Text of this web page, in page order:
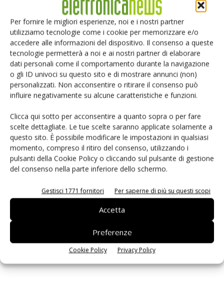
Per fornire le migliori esperienze, noi e i nostri partner
utilizziamo tecnologie come i cookie per memorizzare e/o
accedere alle informazioni del dispositivo. Il consenso a queste
tecnologie permetterà a noi e ai nostri partner di elaborare
dati personali come il comportamento durante la navigazione
o gli ID univoci su questo sito e di mostrare annunci (non)
personalizzati. Non acconsentire o ritirare il consenso può
influire negativamente su alcune caratteristiche e funzioni.
Clicca qui sotto per acconsentire a quanto sopra o per fare
scelte dettagliate. Le tue scelte saranno applicate solamente a
questo sito. È possibile modificare le impostazioni in qualsiasi
momento, compreso il ritiro del consenso, utilizzando i
pulsanti della Cookie Policy o cliccando sul pulsante di gestione
del consenso nella parte inferiore dello schermo.
Gestisci 1771 fornitori Per saperne di più su questi scopi
Accetta
Preferenze
Cookie Policy Privacy Policy
Salva il mio nome, email e sito web in questo browser per i
prossimi commenti.